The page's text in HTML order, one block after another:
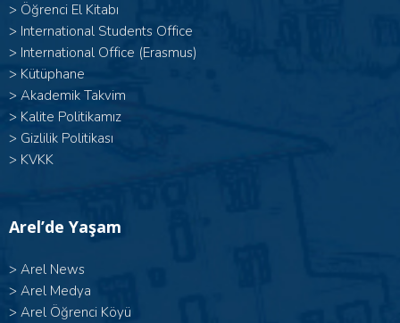
> Öğrenci El Kitabı
> International Students Office
> International Office (Erasmus)
> Kütüphane
> Akademik Takvim
> Kalite Politikamız
> Gizlilik Politikası
> KVKK
Arel’de Yaşam
> Arel News
> Arel Medya
> Arel Öğrenci Köyü